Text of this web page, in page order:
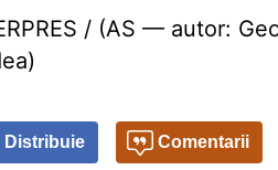
/ (AS — autor:
Distribuie Comentarii